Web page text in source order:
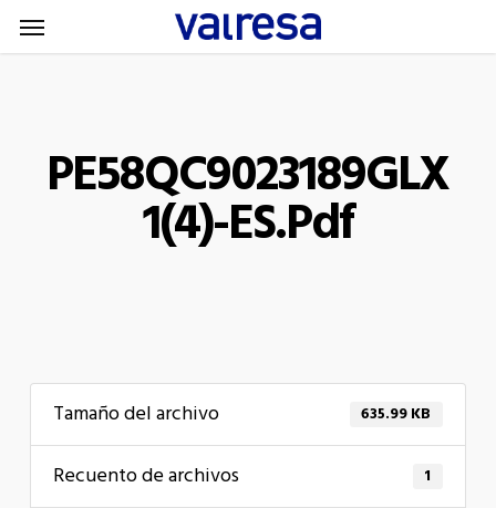
Skip
to
Menu
PE58QC9023189GLX
1(4)-ES.pdf
Tamaño del archivo 635.99 KB
Recuento de archivos 1
Menu